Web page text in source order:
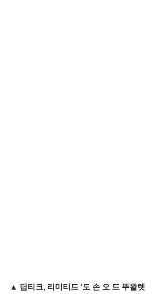
▲ 딥티크, 리미티드 ‘도 손 오 드 뚜왈렛